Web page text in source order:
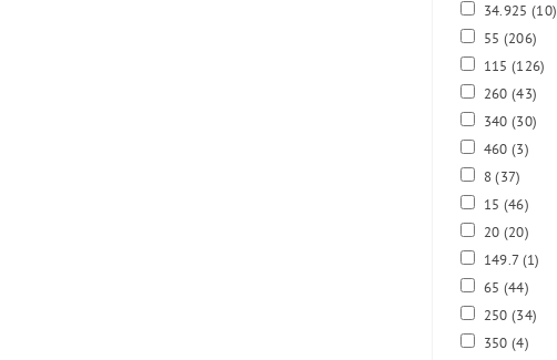
34.925 (10)
55 (206)
115 (126)
260 (43)
340 (30)
460 (3)
8(37)
15 (46)
20 (20)
149.7(1)
65 (44)
250 (34)
350 (4)